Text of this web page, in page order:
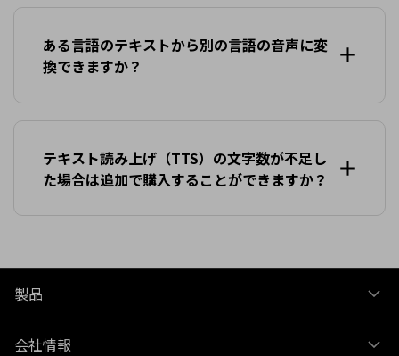
ある言語のテキストから別の言語の音声に変
換できますか？
テキスト読み上げ（TTS）の文字数が不足し
た場合は追加で購入することができますか？
製品
会社情報